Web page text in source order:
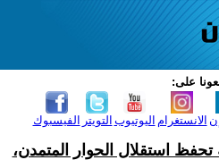
على:
الفيسبوك التويتر اليوتيوب الانستغرام
تحفظ استقلال الحوار المتمدن،